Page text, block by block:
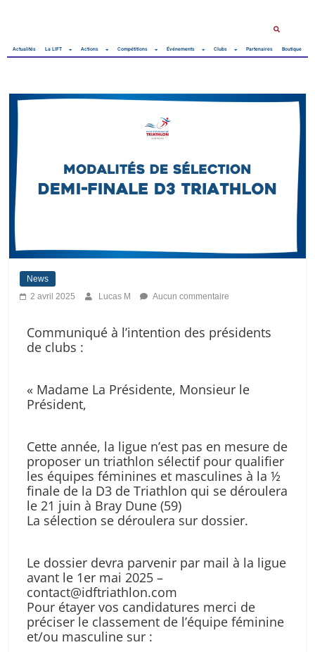
Actualités La LIFT Actions Compétitions Événements Clubs Partenaires Boutique
News
2 avril 2025
Lucas M Aucun commentaire
Communiqué à l’intention des présidents
de clubs :
« Madame La Présidente, Monsieur le
Président,
Cette année, la ligue n’est pas en mesure de
proposer un triathlon sélectif pour qualifier
les équipes féminines et masculines à la ½
finale de la D3 de Triathlon qui se déroulera
le 21 juin à Bray Dune (59)
La sélection se déroulera sur dossier.
Le dossier devra parvenir par mail à la ligue
avant le 1er mai 2025 –
contact@idftriathlon.com
Pour étayer vos candidatures merci de
préciser le classement de l’équipe féminine
et/ou masculine sur :